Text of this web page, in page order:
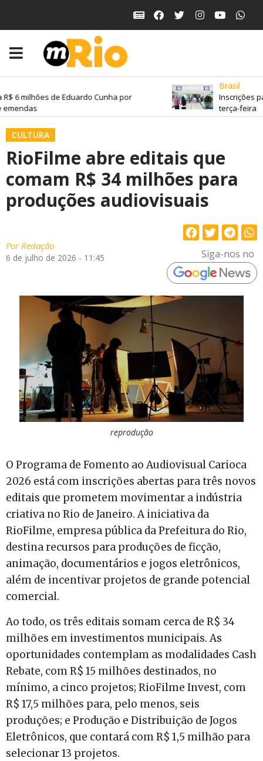
6 milhões de Eduardo Cunha por
Brasil
Inscrições
terça-feira
CULTURA
RioFilme abre editais que
comam R$ 34 milhões para
produções audiovisuais
PorRedação
6 de julho de 2026 - 11:45 Siga-nos no
reprodução
O Programa de Fomento ao Audiovisual Carioca
2026 está com inscrições abertas para três novos
editais que prometem movimentar a indústria
criativa no Rio de Janeiro. A iniciativa da
RioFilme, empresa pública da Prefeitura do Rio,
destina recursos para produções de ficção,
animação, documentários e jogos eletrônicos,
além de incentivar projetos de grande potencial
comercial.
Ao todo, os três editais somam cerca de R$ 34
milhões em investimentos municipais. As
oportunidades contemplam as modalidades Cash
Rebate, com R$ 15 milhões destinados, no
mínimo, a cinco projetos; RioFilme Invest, com
R$ 17,5 milhões para, pelo menos, seis
produções; e Produção e Distribuição de Jogos
Eletrônicos, que contará com R$ 1,5 milhão para
selecionar 13 projetos.